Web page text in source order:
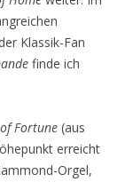
Klassik-Fan
finde ich
Fortune (aus
erreicht
Orgel,